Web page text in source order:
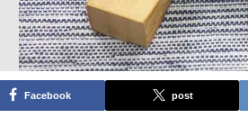
Facebook post